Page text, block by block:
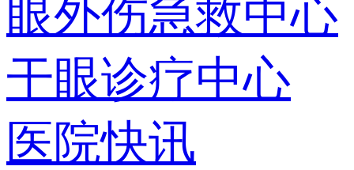
眼外伤急救中心
干眼诊疗中心
医院快讯